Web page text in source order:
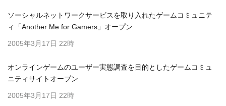
ソーシャルネットワークサービスを取り入れたゲームコミュニテ
ィ「Another Me for Gamers」オープン
2005年3月17日 22時
オンラインゲームのユーザー実態調査を目的としたゲームコミュ
ニティサイトオープン
2005年3月17日 22時